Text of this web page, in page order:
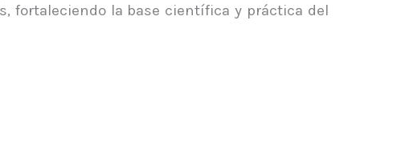
fortaleciendo la base científica y práctica del